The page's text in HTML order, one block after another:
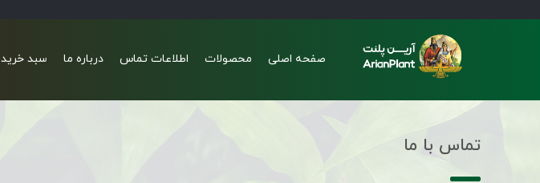
صفحه اصلی محصولات اطلاعات تماس درباره ما سبد خرید
تماس با ما